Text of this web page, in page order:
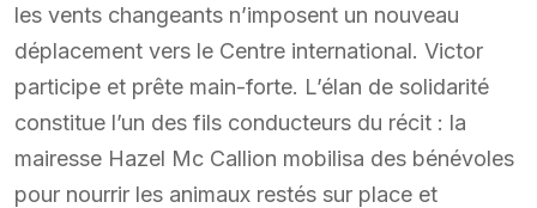
les vents changeants n’imposent un nouveau
déplacement vers le Centre international. Victor
participe et prête main-forte. L’élan de solidarité
constitue l’un des fils conducteurs du récit : la
mairesse Hazel Mc Callion mobilisa des bénévoles
pour nourrir les animaux restés sur place et